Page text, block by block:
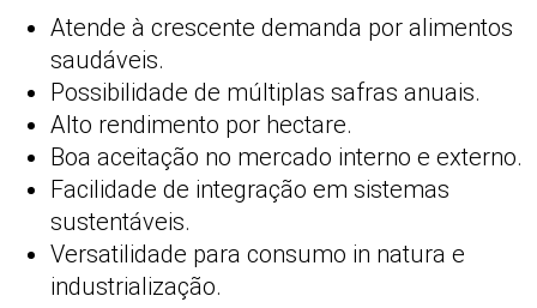
Atende à crescente demanda por alimentos
saudáveis.
Possibilidade de múltiplas safras anuais.
Alto rendimento por hectare.
Boa aceitação no mercado interno e externo.
Facilidade de integração em sistemas
sustentáveis.
Versatilidade para consumo in natura e
industrialização.